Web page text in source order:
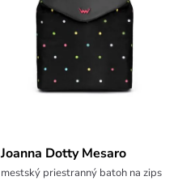
Joanna Dotty Mesaro
mestský priestranný batoh na zips